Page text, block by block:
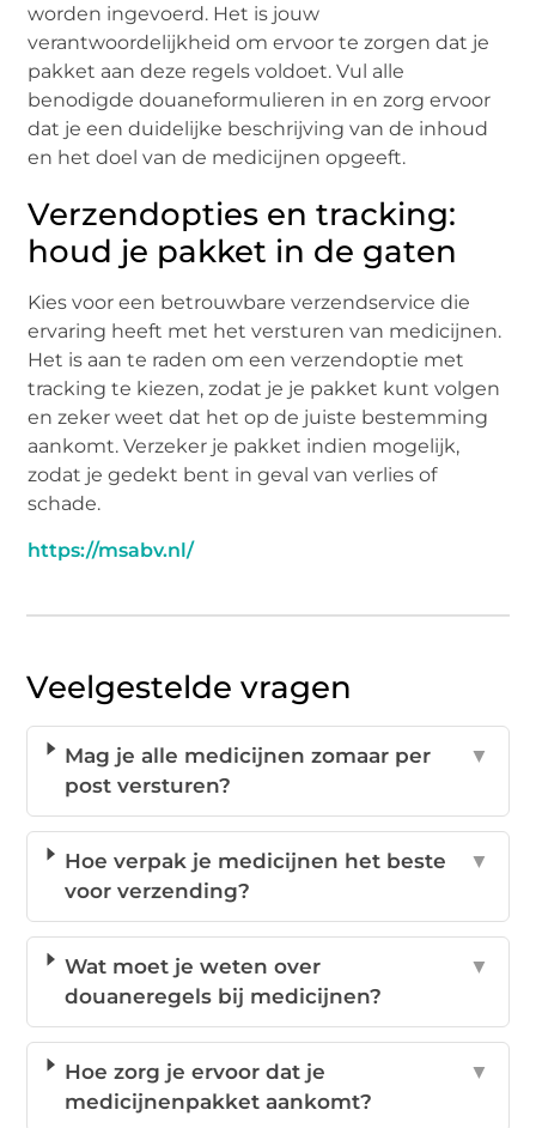
worden ingevoerd. Het is jouw
verantwoordelijkheid om ervoor te zorgen dat je
pakket aan deze regels voldoet. Vul alle
benodigde douaneformulieren in en zorg ervoor
dat je een duidelijke beschrijving van de inhoud
en het doel van de medicijnen opgeeft.
Verzendopties en tracking:
houd je pakket in de gaten
Kies voor een betrouwbare verzendservice die
ervaring heeft met het versturen van medicijnen.
Het is aan te raden om een verzendoptie met
tracking te kiezen, zodat je je pakket kunt volgen
en zeker weet dat het op de juiste bestemming
aankomt. Verzeker je pakket indien mogelijk,
zodat je gedekt bent in geval van verlies of
schade.
https://msabv.nl/
Veelgestelde vragen
Mag je alle medicijnen zomaar per
post versturen?
▼
Hoe verpak je medicijnen het beste
voor verzending?
▼
Wat moet je weten over
douaneregels bij medicijnen?
▼
Hoe zorg je ervoor dat je
medicijnenpakket aankomt?
▼